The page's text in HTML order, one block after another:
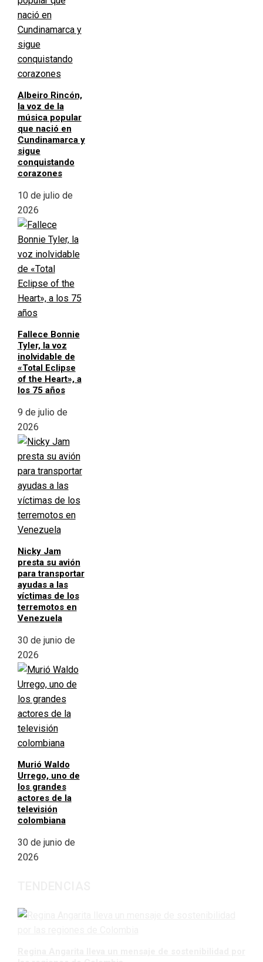
Albeiro Rincón,
la voz de la
música popular
que nació en
Cundinamarca y
sigue
conquistando
corazones
10 de julio de
2026
Fallece Bonnie
Tyler, la voz
inolvidable de
«Total Eclipse
of the Heart», a
los 75 años
9 de julio de
2026
Nicky Jam
presta su avión
para transportar
ayudas a las
víctimas de los
terremotos en
Venezuela
30 de junio de
2026
Murió Waldo
Urrego, uno de
los grandes
actores de la
televisión
colombiana
30 de junio de
2026